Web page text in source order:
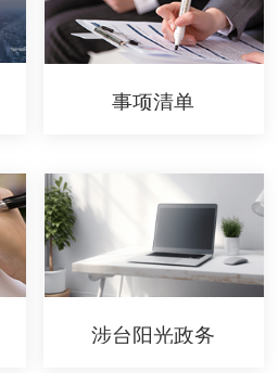
事项清单
涉台阳光政务